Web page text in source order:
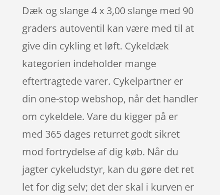
Dæk og slange 4 x 3,00 slange med 90
graders autoventil kan være med til at
give din cykling et løft. Cykeldæk
kategorien indeholder mange
eftertragtede varer. Cykelpartner er
din one-stop webshop, når det handler
om cykeldele. Vare du kigger på er
med 365 dages returret godt sikret
mod fortrydelse af dig køb. Når du
jagter cykeludstyr, kan du gøre det ret
let for dig selv; det der skal i kurven er